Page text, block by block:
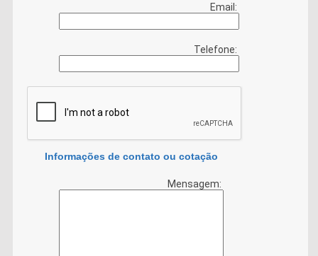
Email:
Telefone:
Informações de contato ou cotação
Mensagem: